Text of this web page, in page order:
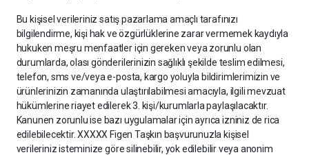
Bu kişisel verileriniz satış pazarlama amaçlı tarafınızı
bilgilendirme, kişi hak ve özgürlüklerine zarar vermemek kaydıyla
hukuken meşru menfaatler için gereken veya zorunlu olan
durumlarda, olası gönderilerinizin sağlıklı şekilde teslim edilmesi,
telefon, sms ve/veya e-posta, kargo yoluyla bildirimlerimizin ve
ürünlerinizin zamanında ulaştırılabilmesi amacıyla, ilgili mevzuat
hükümlerine riayet edilerek 3. kişi/kurumlarla paylaşılacaktır.
Kanunen zorunlu ise bazı uygulamalar için ayrıca izniniz de rica
edilebilecektir. XXXXX Figen Taşkın başvurunuzla kişisel
verileriniz isteminize göre silinebilir, yok edilebilir veya anonim